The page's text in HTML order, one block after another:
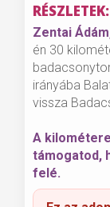
RÉSZLETEK:
Zentai
én 30
irányába
vissza
A
támogatod,
felé.